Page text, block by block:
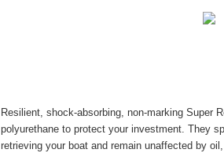
Resilient, shock-absorbing, non-marking Super
polyurethane to protect your investment. They
retrieving your boat and remain unaffected by